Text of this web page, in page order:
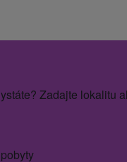
Zadajte lokalitu